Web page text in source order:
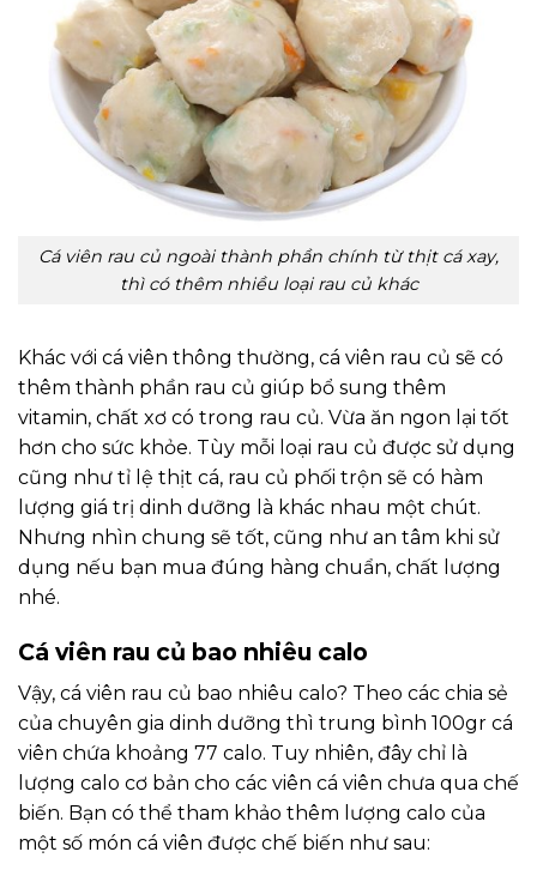
Cá viên rau củ ngoài thành phần chính từ thịt cá xay,
thì có thêm nhiều loại rau củ khác
Khác với cá viên thông thường, cá viên rau củ sẽ có
thêm thành phần rau củ giúp bổ sung thêm
vitamin, chất xơ có trong rau củ. Vừa ăn ngon lại tốt
hơn cho sức khỏe. Tùy mỗi loại rau củ được sử dụng
cũng như tỉ lệ thịt cá, rau củ phối trộn sẽ có hàm
lượng giá trị dinh dưỡng là khác nhau một chút.
Nhưng nhìn chung sẽ tốt, cũng như an tâm khi sử
dụng nếu bạn mua đúng hàng chuẩn, chất lượng
nhé.
Cá viên rau củ bao nhiêu calo
Vậy, cá viên rau củ bao nhiêu calo? Theo các chia sẻ
của chuyên gia dinh dưỡng thì trung bình 100gr cá
viên chứa khoảng 77 calo. Tuy nhiên, đây chỉ là
lượng calo cơ bản cho các viên cá viên chưa qua chế
biến. Bạn có thể tham khảo thêm lượng calo của
một số món cá viên được chế biến như sau: